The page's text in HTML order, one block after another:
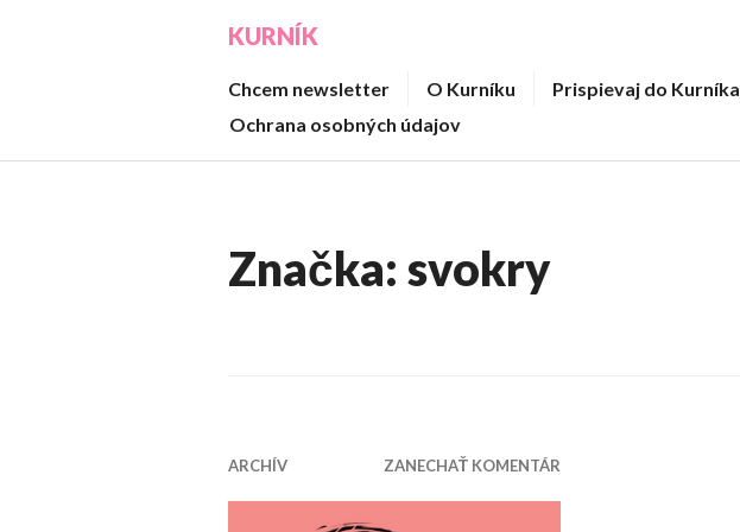
KURNÍK
Chcem newsletter O Kurníku Prispievaj do Kurníka
Ochrana osobných údajov
Značka: svokry
ARCHÍV ZANECHAŤ KOMENTÁR